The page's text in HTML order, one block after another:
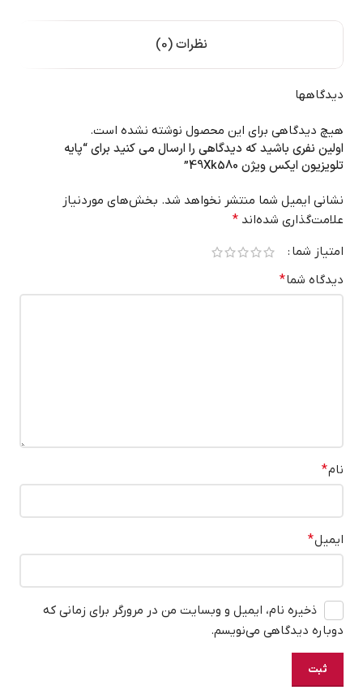
نظرات (0)
دیدگاهها
هیچ دیدگاهی برای این محصول نوشته نشده است.
اولین نفری باشید که دیدگاهی را ارسال می کنید برای “پایه
تلویزیون ایکس ویژن 49Xk580”
نشانی ایمیل شما منتشر نخواهد شد. بخش‌های موردنیاز
علامت‌گذاری شده‌اند *
امتیاز شما
دیدگاه شما*
نام*
ایمیل*
ذخیره نام، ایمیل و وبسایت من در مرورگر برای زمانی که
دوباره دیدگاهی می‌نویسم.